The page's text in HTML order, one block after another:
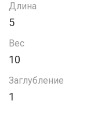
Длина
5
Вес
10
Заглубление
1